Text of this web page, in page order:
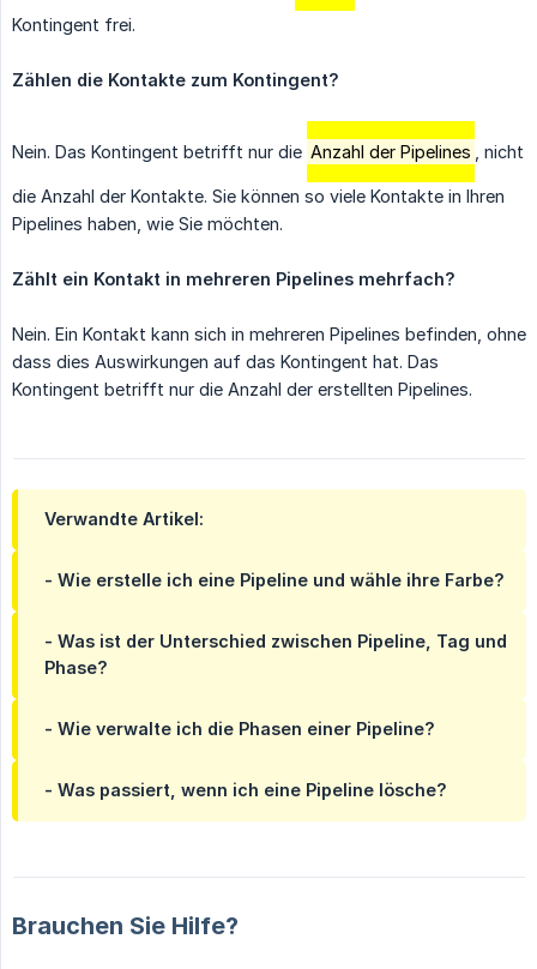
Kontingent frei.
Zählen die Kontakte zum Kontingent?
Nein. Das Kontingent betrifft nur die Anzahl der Pipelines , nicht
die Anzahl der Kontakte. Sie können so viele Kontakte in Ihren
Pipelines haben, wie Sie möchten.
Zählt ein Kontakt in mehreren Pipelines mehrfach?
Nein. Ein Kontakt kann sich in mehreren Pipelines befinden, ohne
dass dies Auswirkungen auf das Kontingent hat. Das
Kontingent betrifft nur die Anzahl der erstellten Pipelines.
Verwandte Artikel:
- Wie erstelle ich eine Pipeline und wähle ihre Farbe?
- Was ist der Unterschied zwischen Pipeline, Tag und
Phase?
- Wie verwalte ich die Phasen einer Pipeline?
- Was passiert, wenn ich eine Pipeline lösche?
Brauchen Sie Hilfe?